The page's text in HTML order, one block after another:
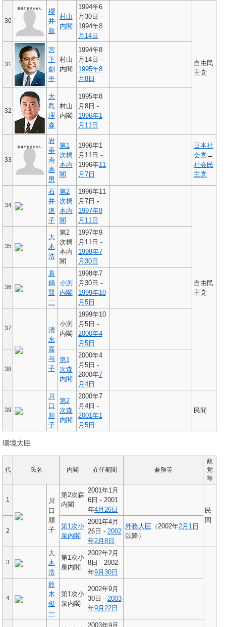
30
櫻
井
新
村山
内閣
1994年6
月30日 -
1994年8
月14日
自由民
主党
31
宮
下
創
平
村山
内閣
1994年8
月14日 -
1995年8
月8日
32
大
島
理
森
村山
内閣
1995年8
月8日 -
1996年1
月11日
33
岩
垂
寿
喜
男
第1
次橋
本内
閣
1996年1
月11日 -
1996年11
月7日
日本社
会党→
社会民
主党
34
石
井
道
子
第2
次橋
本内
閣
1996年11
月7日 -
1997年9
月11日
自由民
主党
35
大
木
浩
第2
次橋
本内
閣
1997年9
月11日 -
1998年7
月30日
36
真
鍋
賢
二
小渕
内閣
1998年7
月30日 -
1999年10
月5日
37
清
水
嘉
与
子
小渕
内閣
1999年10
月5日 -
2000年4
月5日
38
第1
次森
内閣
2000年4
月5日 -
2000年7
月4日
39
川
口
順
子
第2
次森
内閣
2000年7
月4日 -
2001年1
月5日
民間
環境大臣
代 氏名 内閣 在任期間 兼務等
政
党
等
1
川
口
順
子
第2次森
内閣
2001年1月
6日 - 2001
年4月26日
民
間
2
第1次小
泉内閣
2001年4月
26日 - 2002
年2月8日
外務大臣 （2002年2月1日
以降）
3
大
木
浩
第1次小
泉内閣
2002年2月
8日 - 2002
年9月30日
4
鈴
木
俊
一
第1次小
泉内閣
2002年9月
30日 - 2003
年9月22日
2003年9月